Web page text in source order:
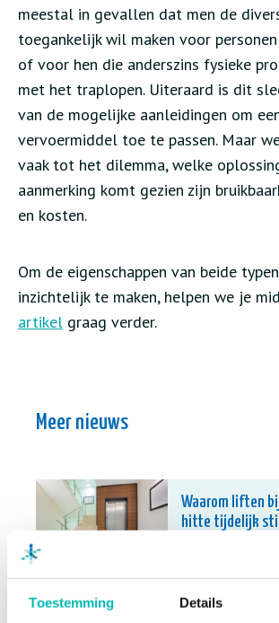
Toestemming Details
meestal in gevallen dat men de
toegankelijk wil maken voor
of voor hen die anderszins fysieke
met het traplopen. Uiteraard is dit
van de mogelijke aanleidingen om
vervoermiddel toe te passen. Maar
vaak tot het dilemma, welke
aanmerking komt gezien zijn
en kosten.
Om de eigenschappen van beide
inzichtelijk te maken, helpen we je
artikel graag verder.
Meer nieuws
Waarom liften
hitte tijdelijk